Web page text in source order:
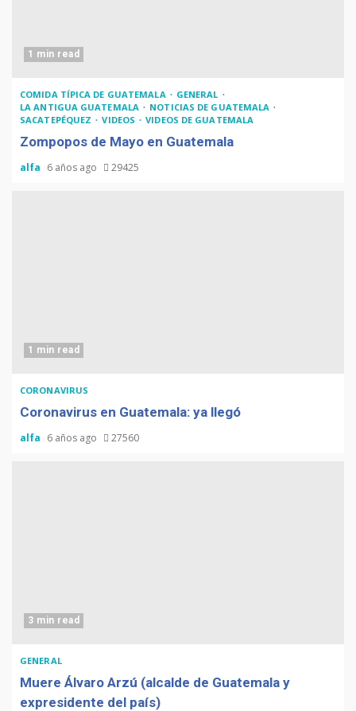
1 min read
COMIDA TÍPICA DE GUATEMALA
GENERAL
LA ANTIGUA GUATEMALA
NOTICIAS DE GUATEMALA
SACATEPÉQUEZ
VIDEOS VIDEOS DE GUATEMALA
Zompopos de Mayo en Guatemala
alfa 6 años ago 29425
1 min read
CORONAVIRUS
Coronavirus en Guatemala: ya llegó
alfa 6 años ago 27560
3 min read
GENERAL
Muere Álvaro Arzú (alcalde de Guatemala y
expresidente del país)